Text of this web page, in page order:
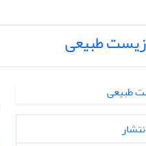
طبیعی